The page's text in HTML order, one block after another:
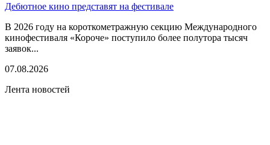
Дебютное кино представят на фестивале
В 2026 году на короткометражную секцию Международного
кинофестиваля «Короче» поступило более полутора тысяч
заявок...
07.08.2026
Лента новостей